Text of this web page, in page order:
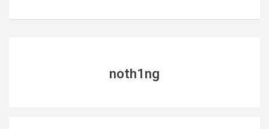
noth1ng